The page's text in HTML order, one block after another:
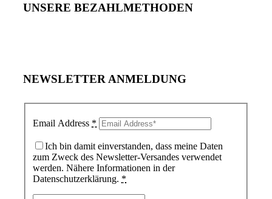
UNSERE BEZAHLMETHODEN
NEWSLETTER ANMELDUNG
Email Address *
Ich bin damit einverstanden, dass meine Daten
zum Zweck des Newsletter-Versandes verwendet
werden. Nähere Informationen in der
Datenschutzerklärung. *